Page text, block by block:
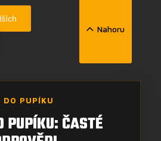
Nahoru
DO PUPÍKU
PUPÍKU: ČASTÉ